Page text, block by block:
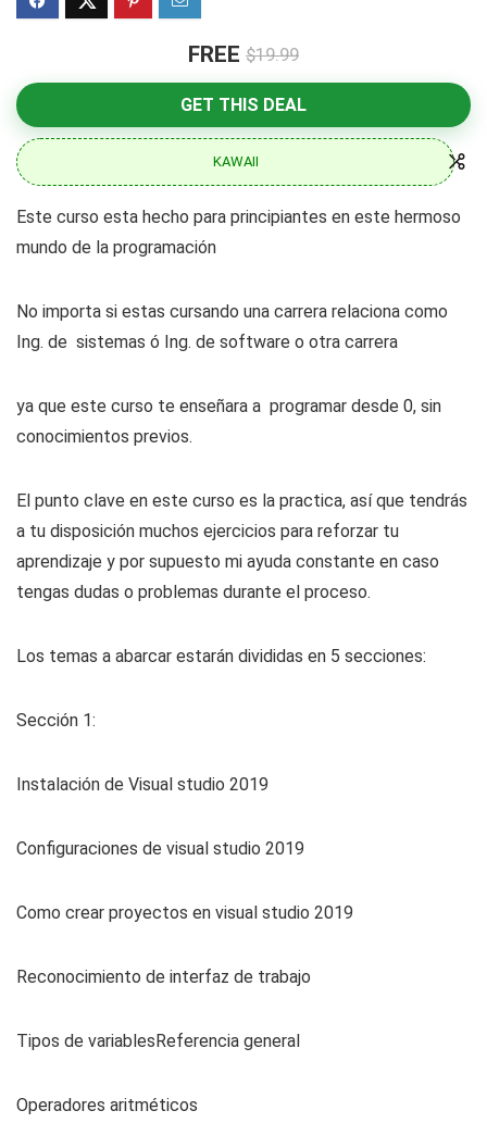
FREE $19.99
GET THIS DEAL
KAWAII
Este curso esta hecho para principiantes en este hermoso
mundo de la programación
No importa si estas cursando una carrera relaciona como
Ing. de sistemas ó Ing. de software o otra carrera
ya que este curso te enseñara a programar desde 0, sin
conocimientos previos.
El punto clave en este curso es la practica, así que tendrás
a tu disposición muchos ejercicios para reforzar tu
aprendizaje y por supuesto mi ayuda constante en caso
tengas dudas o problemas durante el proceso.
Los temas a abarcar estarán divididas en 5 secciones:
Sección 1:
Instalación de Visual studio 2019
Configuraciones de visual studio 2019
Como crear proyectos en visual studio 2019
Reconocimiento de interfaz de trabajo
Tipos de variablesReferencia general
Operadores aritméticos